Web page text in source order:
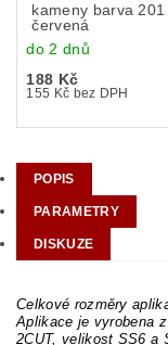
kameny barva
červená
do 2 dnů
188 Kč
155 Kč bez DPH
POPIS
PARAMETRY
DISKUZE
Celkové rozměry
Aplikace je vyrobena
2CUT, velikost SS6 a